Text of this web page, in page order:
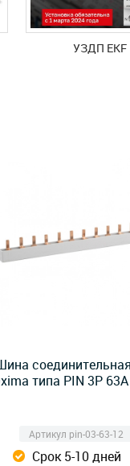
УЗДП EKF
типа PIN 3P
Артикул pin-03-63-12
Срок 5-10 дней